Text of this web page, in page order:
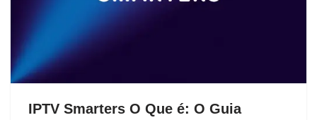
IPTV Smarters O Que é: O Guia